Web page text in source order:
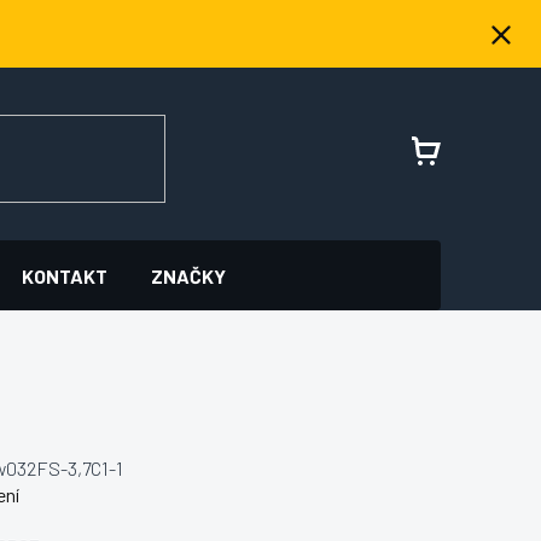
NÁKUPNÍ
KONTAKT ZNAČKY
3,7C1-1